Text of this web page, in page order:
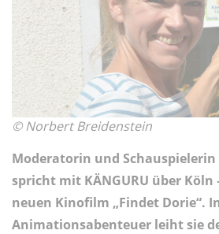
© Norbert Breidenstein
Moderatorin und Schauspielerin
spricht mit KÄNGURU über Köln
neuen Kinofilm „Findet Dorie“.
Animationsabenteuer leiht sie